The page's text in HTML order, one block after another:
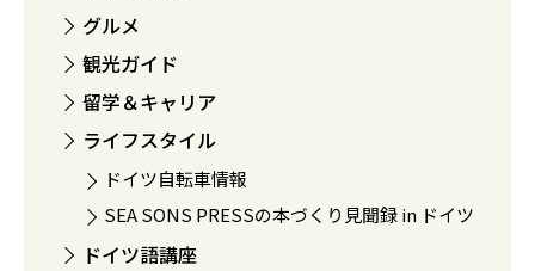
グルメ
観光ガイド
留学＆キャリア
ライフスタイル
ドイツ自転車情報
SEA SONS PRESSの本づくり見聞録 in ドイツ
ドイツ語講座